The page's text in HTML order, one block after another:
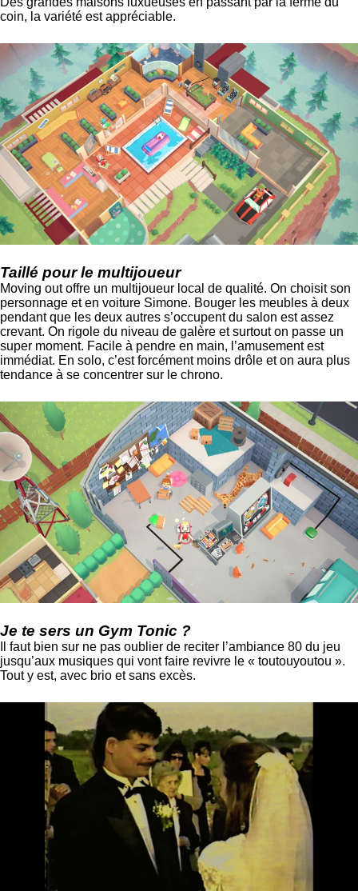
coin, la variété est appréciable.
Taillé pour le multijoueur
Moving out offre un multijoueur local de qualité. On choisit son
personnage et en voiture Simone. Bouger les meubles à deux
pendant que les deux autres s’occupent du salon est assez
crevant. On rigole du niveau de galère et surtout on passe un
super moment. Facile à pendre en main, l’amusement est
immédiat. En solo, c’est forcément moins drôle et on aura plus
tendance à se concentrer sur le chrono.
Je te sers un Gym Tonic ?
Il faut bien sur ne pas oublier de reciter l’ambiance 80 du jeu
jusqu’aux musiques qui vont faire revivre le « toutouyoutou ».
Tout y est, avec brio et sans excès.